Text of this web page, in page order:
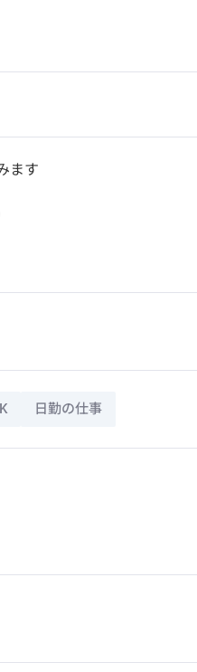
ます
日勤の仕事